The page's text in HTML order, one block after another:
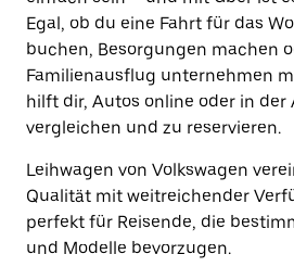
Egal, ob du eine Fahrt für das
buchen, Besorgungen machen
Familienausflug unternehmen
hilft dir, Autos online oder in der
vergleichen und zu reservieren.
Leihwagen von Volkswagen
Qualität mit weitreichender
perfekt für Reisende, die
und Modelle bevorzugen.